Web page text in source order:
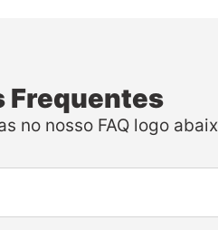
Frequentes
no nosso FAQ logo